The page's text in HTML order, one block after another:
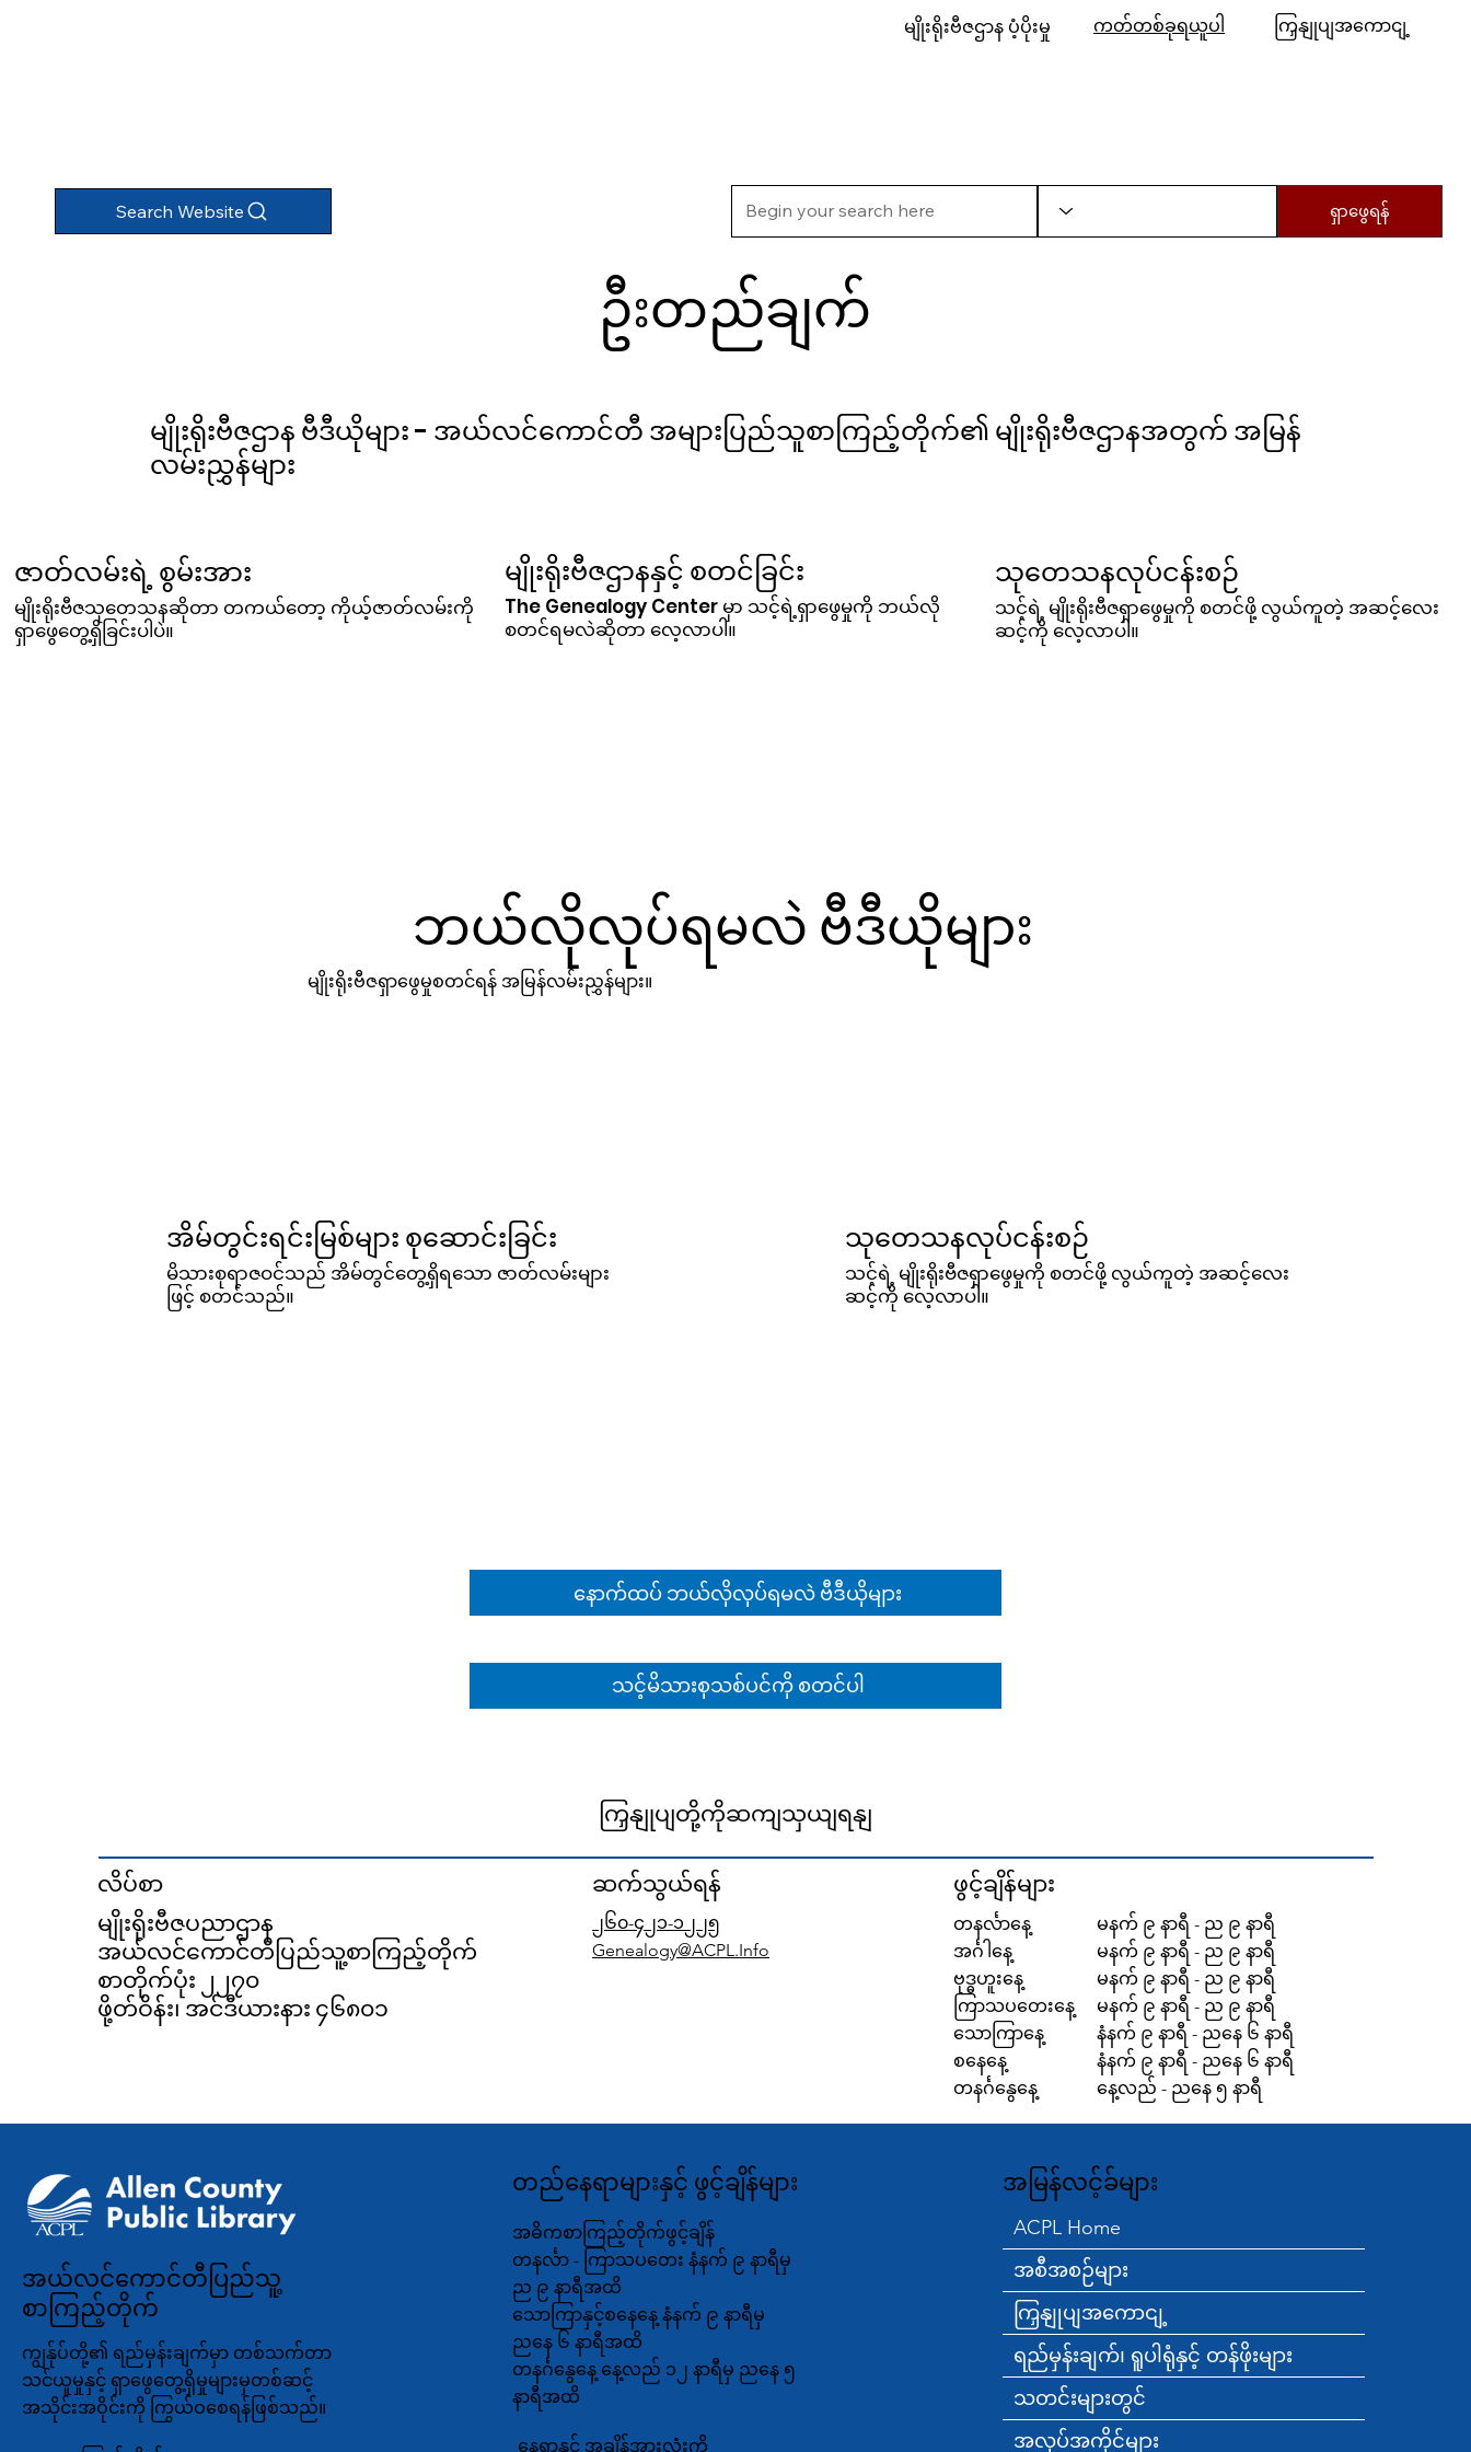
မျိုးရိုးဗီဇဌာန ပံ့ပိုးမှု ကတ်တစ်ခုရယူပါ ကြှနျုပျအကောငျ့
Search Website ရှာဖွေရန်
ဦးတည်ချက်
မျိုးရိုးဗီဇဌာန ဗီဒီယိုများ - အယ်လင်ကောင်တီ အများပြည်သူစာကြည့်တိုက်၏ မျိုးရိုးဗီဇဌာနအတွက် အမြန်
လမ်းညွှန်များ
ဇာတ်လမ်းရဲ့ စွမ်းအား
မျိုးရိုးဗီဇသုတေသနဆိုတာ တကယ်တော့ ကိုယ့်ဇာတ်လမ်းကို
ရှာဖွေတွေ့ရှိခြင်းပါပဲ။
မျိုးရိုးဗီဇဌာနနှင့် စတင်ခြင်း
The Genealogy Center မှာ သင့်ရဲ့ရှာဖွေမှုကို ဘယ်လို
စတင်ရမလဲဆိုတာ လေ့လာပါ။
သုတေသနလုပ်ငန်းစဉ်
သင့်ရဲ့ မျိုးရိုးဗီဇရှာဖွေမှုကို စတင်ဖို့ လွယ်ကူတဲ့ အဆင့်လေး
ဆင့်ကို လေ့လာပါ။
ဘယ်လိုလုပ်ရမလဲ ဗီဒီယိုများ
မျိုးရိုးဗီဇရှာဖွေမှုစတင်ရန် အမြန်လမ်းညွှန်များ။
အိမ်တွင်းရင်းမြစ်များ စုဆောင်းခြင်း
မိသားစုရာဇဝင်သည် အိမ်တွင်တွေ့ရှိရသော ဇာတ်လမ်းများ
ဖြင့် စတင်သည်။
သုတေသနလုပ်ငန်းစဉ်
သင့်ရဲ့ မျိုးရိုးဗီဇရှာဖွေမှုကို စတင်ဖို့ လွယ်ကူတဲ့ အဆင့်လေး
ဆင့်ကို လေ့လာပါ။
နောက်ထပ် ဘယ်လိုလုပ်ရမလဲ ဗီဒီယိုများ
သင့်မိသားစုသစ်ပင်ကို စတင်ပါ
ဖွင့်ချိန်များ
တနင်္လာနေ့
အင်္ဂါနေ့
ဗုဒ္ဓဟူးနေ့
ကြာသပတေးနေ့
သောကြာနေ့
စနေနေ့
တနင်္ဂနွေနေ့
မနက် ၉ နာရီ - ည ၉ နာရီ
မနက် ၉ နာရီ - ည ၉ နာရီ
မနက် ၉ နာရီ - ည ၉ နာရီ
မနက် ၉ နာရီ - ည ၉ နာရီ
နံနက် ၉ နာရီ - ညနေ ၆ နာရီ
နံနက် ၉ နာရီ - ညနေ ၆ နာရီ
နေ့လည် - ညနေ ၅ နာရီ
ဆက်သွယ်ရန်
၂၆၀-၄၂၁-၁၂၂၅
Genealogy@ACPL.Info
လိပ်စာ
မျိုးရိုးဗီဇပညာဌာန
အယ်လင်ကောင်တီပြည်သူ့စာကြည့်တိုက်
စာတိုက်ပုံး ၂၂၇၀
ဖို့တ်ဝိန်း၊ အင်ဒီယားနား ၄၆၈၀၁
ကြှနျုပျတို့ကိုဆကျသှယျရနျ
အယ်လင်ကောင်တီပြည်သူ့
စာကြည့်တိုက်
ကျွန်ုပ်တို့၏ ရည်မှန်းချက်မှာ တစ်သက်တာ
သင်ယူမှုနှင့် ရှာဖွေတွေ့ရှိမှုများမှတစ်ဆင့်
အသိုင်းအဝိုင်းကို ကြွယ်ဝစေရန်ဖြစ်သည်။
တည်နေရာများနှင့် ဖွင့်ချိန်များ
အဓိကစာကြည့်တိုက်ဖွင့်ချိန်
တနင်္လာ - ကြာသပတေး နံနက် ၉ နာရီမှ
ည ၉ နာရီအထိ
သောကြာနှင့်စနေနေ့ နံနက် ၉ နာရီမှ
ညနေ ၆ နာရီအထိ
တနင်္ဂနွေနေ့ နေ့လည် ၁၂ နာရီမှ ညနေ ၅
နာရီအထိ
နေရာနှင့် အချိန်အားလုံးကို
အမြန်လင့်ခ်များ
ACPL Home
အစီအစဉ်များ
ကြှနျုပျအကောငျ့
ရည်မှန်းချက်၊ ရူပါရုံနှင့် တန်ဖိုးများ
သတင်းများတွင်
အလုပ်အကိုင်များ